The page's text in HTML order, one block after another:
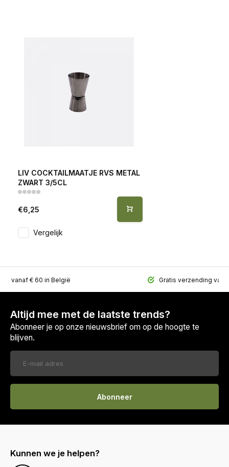
LIV COCKTAILMAATJE RVS METAL
ZWART 3/5CL
€6,25
Vergelijk
vanaf € 60 in België Gratis verzending
Altijd mee met de laatste trends?
Abonneer je op onze nieuwsbrief om op de hoogte te
blijven.
Abonneer
Kunnen we je helpen?